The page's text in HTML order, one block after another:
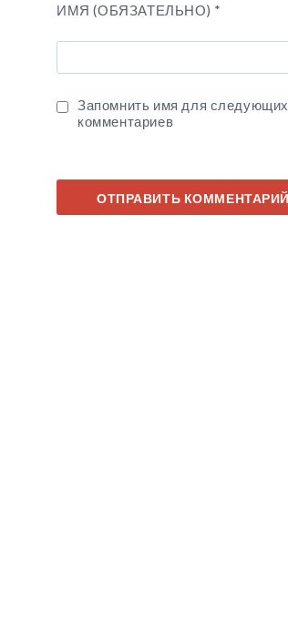
ИМЯ (ОБЯЗАТЕЛЬНО) *
Запомнить имя для следующих
комментариев